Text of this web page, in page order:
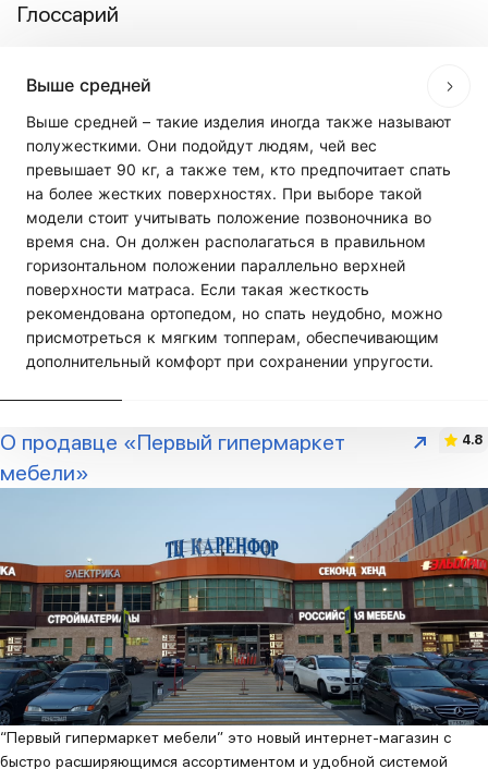
Глоссарий
Выше средней
Выше средней – такие изделия иногда также называют
полужесткими. Они подойдут людям, чей вес
превышает 90 кг, а также тем, кто предпочитает спать
на более жестких поверхностях. При выборе такой
модели стоит учитывать положение позвоночника во
время сна. Он должен располагаться в правильном
горизонтальном положении параллельно верхней
поверхности матраса. Если такая жесткость
рекомендована ортопедом, но спать неудобно, можно
присмотреться к мягким топперам, обеспечивающим
дополнительный комфорт при сохранении упругости.
О продавце «Первый гипермаркет
мебели»
4.8
“Первый гипермаркет мебели” это новый интернет-магазин с
быстро расширяющимся ассортиментом и удобной системой